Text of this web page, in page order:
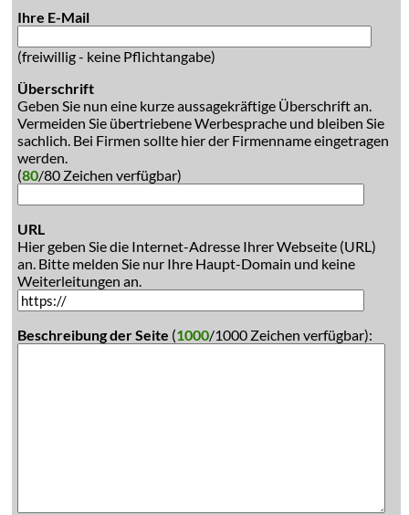
Ihre E-Mail
(freiwillig - keine Pflichtangabe)
Überschrift
Geben Sie nun eine kurze aussagekräftige Überschrift an.
Vermeiden Sie übertriebene Werbesprache und bleiben Sie
sachlich. Bei Firmen sollte hier der Firmenname eingetragen
werden.
(80/80 Zeichen verfügbar)
URL
Hier geben Sie die Internet-Adresse Ihrer Webseite (URL)
an. Bitte melden Sie nur Ihre Haupt-Domain und keine
Weiterleitungen an.
Beschreibung der Seite (1000/1000 Zeichen verfügbar):